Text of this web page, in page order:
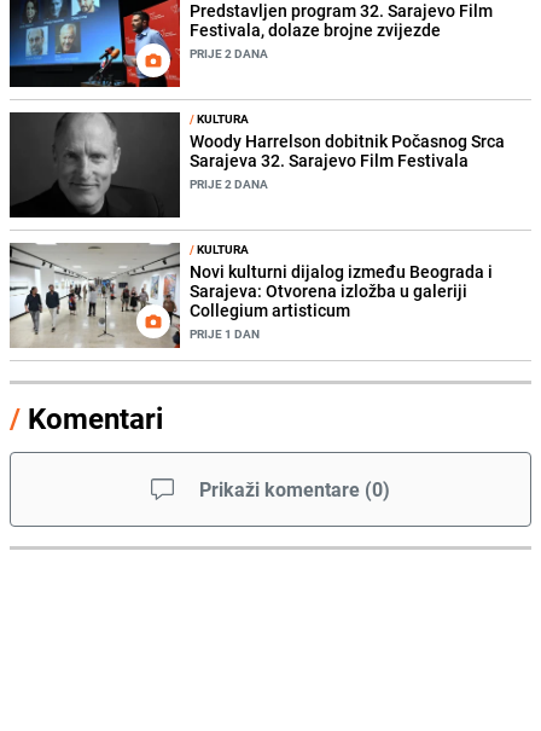
Predstavljen program 32. Sarajevo Film
Festivala, dolaze brojne zvijezde
PRIJE 2 DANA
/KULTURA
Woody Harrelson dobitnik Počasnog Srca
Sarajeva 32. Sarajevo Film Festivala
PRIJE 2 DANA
/KULTURA
Novi kulturni dijalog između Beograda i
Sarajeva: Otvorena izložba u galeriji
Collegium artisticum
PRIJE 1 DAN
/ Komentari
Prikaži komentare (0)